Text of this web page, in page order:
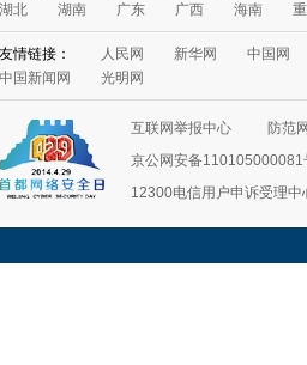
湖北
湖南 广东 广西 海南
友情链接： 人民网 新华网
中国网
中国新闻网
光明网
互联网举报中心
防范
京公网安备110105000081
12300电信用户申诉受理中